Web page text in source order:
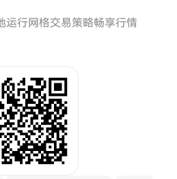
运行网格交易策略畅享行情